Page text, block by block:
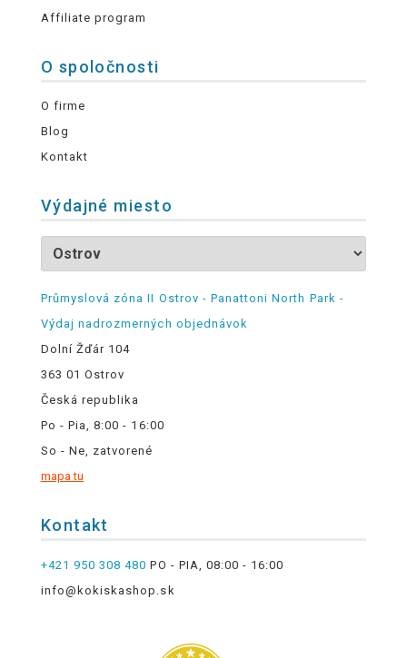
Affiliate program
O spoločnosti
O firme
Blog
Kontakt
Výdajné miesto
Průmyslová zóna II Ostrov - Panattoni North Park -
Výdaj nadrozmerných objednávok
Dolní Žďár 104
363 01 Ostrov
Česká republika
Po - Pia, 8:00 - 16:00
So - Ne, zatvorené
mapa tu
Kontakt
+421 950 308 480 PO - PIA, 08:00 - 16:00
info@kokiskashop.sk